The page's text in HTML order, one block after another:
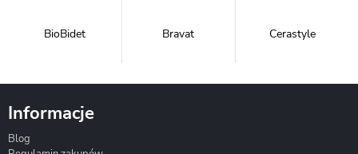
BioBidet Bravat Cerastyle
Informacje
Blog